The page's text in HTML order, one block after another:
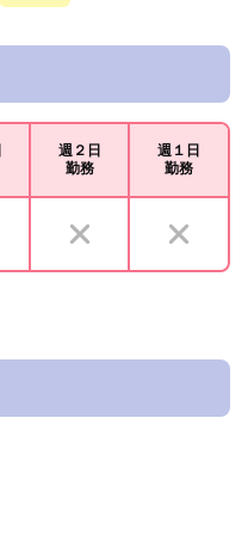
週２日
勤務
週１日
勤務